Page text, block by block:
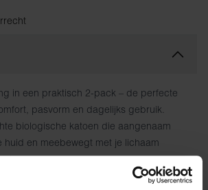
in een praktisch 2-pack – de perfecte
pasvorm en dagelijks gebruik.
biologische katoen die aangenaam
huid en meebewegt met je lichaam
verborgen elastiek voor een schoon,